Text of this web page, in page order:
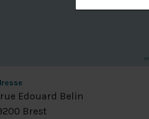
Edouard Belin
Brest